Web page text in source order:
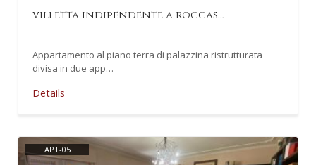
villetta indipendente a roccas…
Appartamento al piano terra di palazzina ristrutturata
divisa in due app…
Details
APT-05